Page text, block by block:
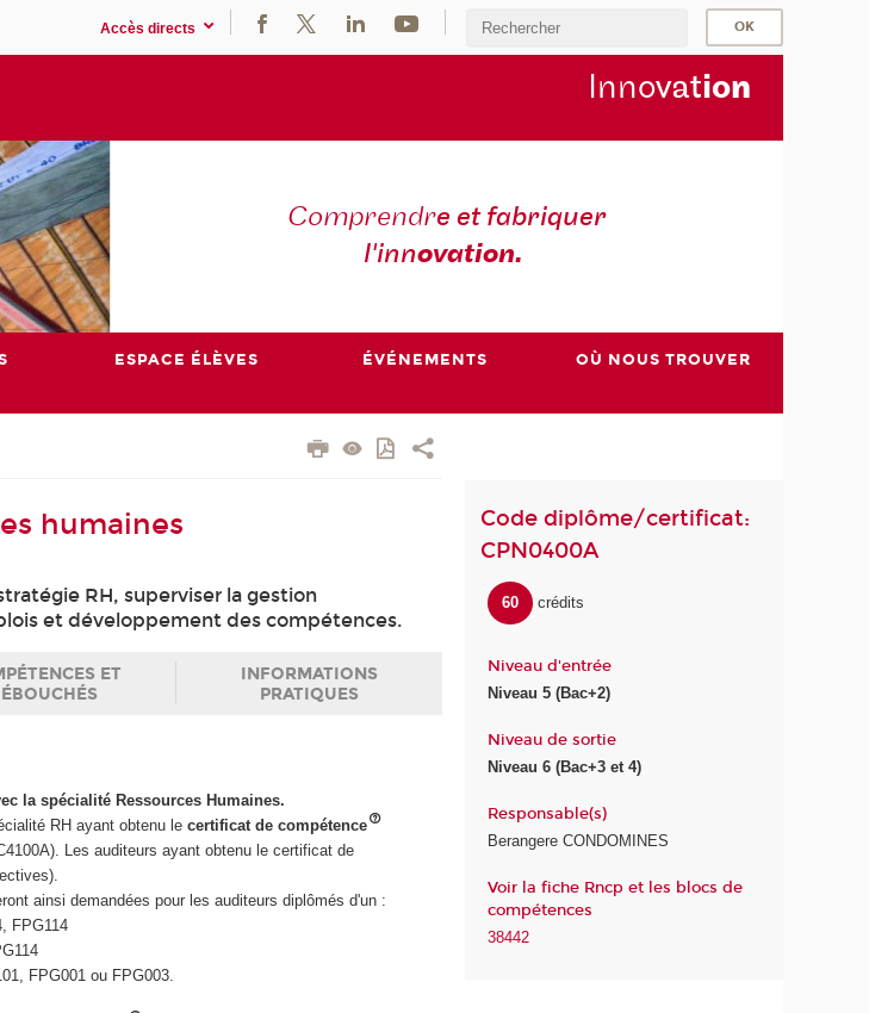
Accès directs
Innovation
Comprendre et fabriquer
l'innovation.
ESPACE ÉLÈVES ÉVÉNEMENTS OÙ NOUS TROUVER
humaines
RH, superviser la gestion
et développement des compétences.
ET
INFORMATIONS
PRATIQUES
la spécialité Ressources Humaines.
RH ayant obtenu lecertificat de compétence
Les auditeurs ayant obtenu le certificat de
ainsi demandées pour les auditeurs diplômés d'un :
FPG114
FPG001 ou FPG003.
Code diplôme/certificat:
CPN0400A
60 crédits
Niveau d'entrée
Niveau 5 (Bac+2)
Niveau de sortie
Niveau 6 (Bac+3 et 4)
Responsable(s)
Berangere CONDOMINES
Voir la fiche Rncp et les blocs de
compétences
38442